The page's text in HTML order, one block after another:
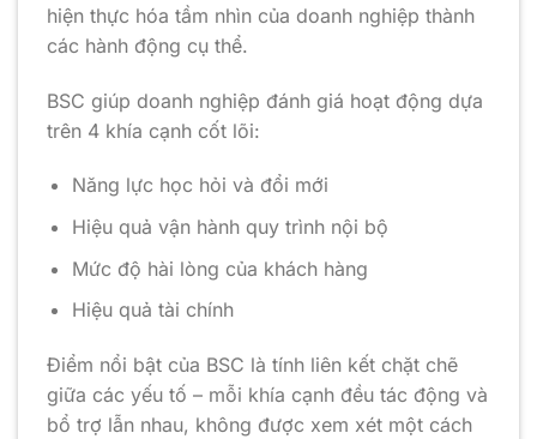
hiện thực hóa tầm nhìn của doanh nghiệp thành
các hành động cụ thể.
BSC giúp doanh nghiệp đánh giá hoạt động dựa
trên 4 khía cạnh cốt lõi:
Năng lực học hỏi và đổi mới
Hiệu quả vận hành quy trình nội bộ
Mức độ hài lòng của khách hàng
Hiệu quả tài chính
Điểm nổi bật của BSC là tính liên kết chặt chẽ
giữa các yếu tố – mỗi khía cạnh đều tác động và
bổ trợ lẫn nhau, không được xem xét một cách